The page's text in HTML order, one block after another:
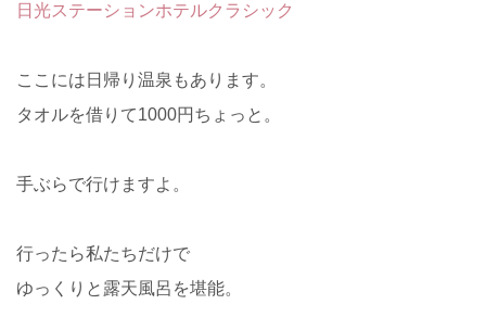
日光ステーションホテルクラシック
ここには日帰り温泉もあります。
タオルを借りて1000円ちょっと。
手ぶらで行けますよ。
行ったら私たちだけで
ゆっくりと露天風呂を堪能。